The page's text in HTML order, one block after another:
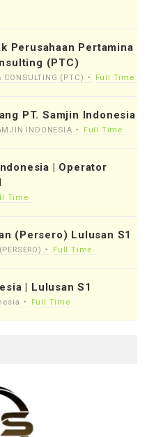
Perusahaan Pertamina
(PTC)
CONSULTING (PTC) Full Time
PT. Samjin Indonesia
INDONESIA Full Time
| Operator
Time
(Persero) Lulusan S1
Full Time
| Lulusan S1
Full Time